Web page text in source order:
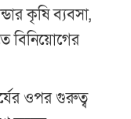
কৃষি ব্যবসা,
বিনিয়োগের
ওপর গুরুত্ব